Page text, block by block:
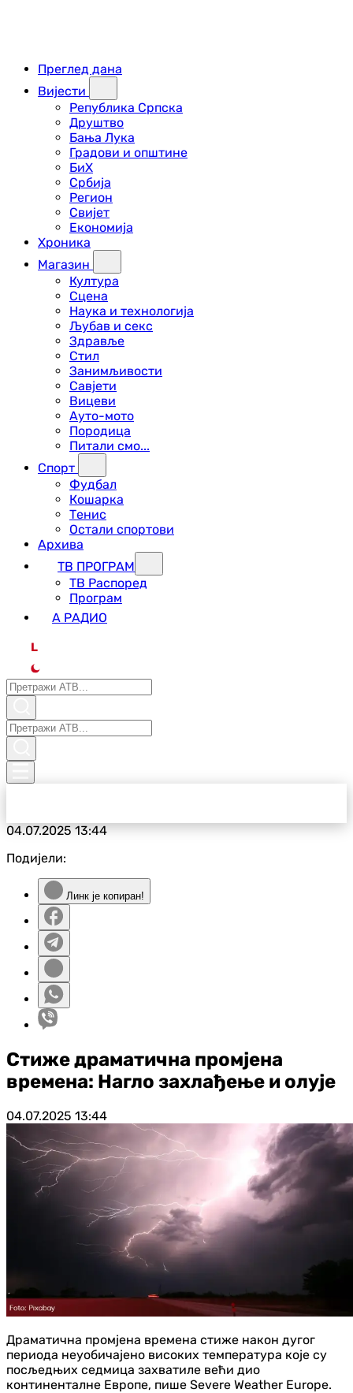
Преглед дана
Вијести
Република Српска
Друштво
Бања Лука
Градови и општине
БиХ
Србија
Регион
Свијет
Економија
Хроника
Магазин
Култура
Сцена
Наука и технологија
Љубав и секс
Здравље
Стил
Занимљивости
Савјети
Вицеви
Ауто-мото
Породица
Питали смо...
Спорт
Фудбал
Кошарка
Тенис
Остали спортови
Архива
ТВ ПРОГРАМ
ТВ Распоред
Програм
А РАДИО
L
04.07.202513:44
Подијели:
Линк је копиран!
Стиже драматична промјена
времена: Нагло захлађење и олује
04.07.2025 13:44
Драматична промјена времена стиже након дугог
периода неуобичајено високих температура које су
посљедњих седмица захватиле већи дио
континенталне Европе, пише Severe Weather Europe.